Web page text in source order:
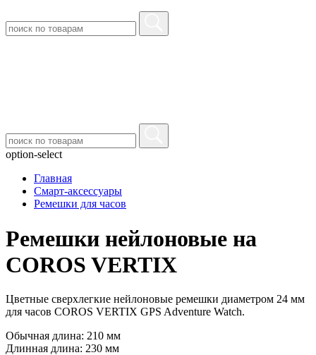
option-select
Главная
Смарт-аксессуары
Ремешки для часов
Ремешки нейлоновые на
COROS VERTIX
Цветные сверхлегкие нейлоновые ремешки диаметром 24 мм
для часов COROS VERTIX GPS Adventure Watch.
Обычная длина: 210 мм
Длинная длина: 230 мм